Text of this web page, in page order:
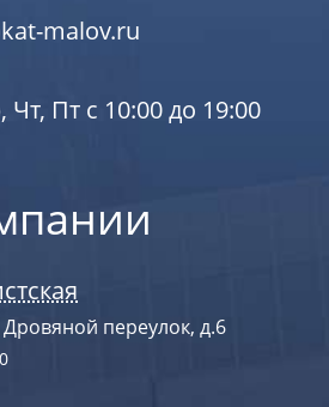
переулок, д.6
malov.ru
Чт, Пт с 10:00 до 19:00